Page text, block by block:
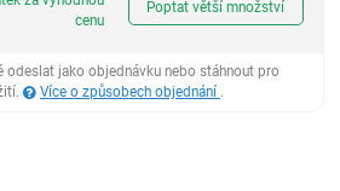
cenu
Poptat větší množství
odeslat jako objednávku nebo stáhnout pro
Více o způsobech objednání .